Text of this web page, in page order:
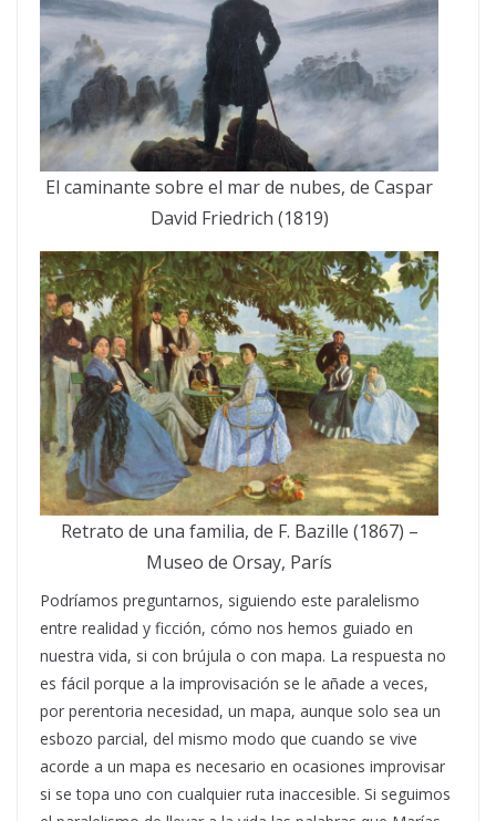
El caminante sobre el mar de nubes, de Caspar
David Friedrich (1819)
Retrato de una familia, de F. Bazille (1867) –
Museo de Orsay, París
Podríamos preguntarnos, siguiendo este paralelismo
entre realidad y ficción, cómo nos hemos guiado en
nuestra vida, si con brújula o con mapa. La respuesta no
es fácil porque a la improvisación se le añade a veces,
por perentoria necesidad, un mapa, aunque solo sea un
esbozo parcial, del mismo modo que cuando se vive
acorde a un mapa es necesario en ocasiones improvisar
si se topa uno con cualquier ruta inaccesible. Si seguimos